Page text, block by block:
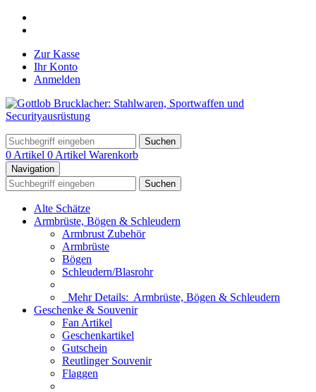
Zur Kasse
Ihr Konto
Anmelden
Suchen
0 Artikel 0 Artikel Warenkorb
Navigation
Suchen
Alte Schätze
Armbrüste, Bögen & Schleudern
Armbrust Zubehör
Armbrüste
Bögen
Schleudern/Blasrohr
Mehr Details: Armbrüste, Bögen & Schleudern
Geschenke & Souvenir
Fan Artikel
Geschenkartikel
Gutschein
Reutlinger Souvenir
Flaggen